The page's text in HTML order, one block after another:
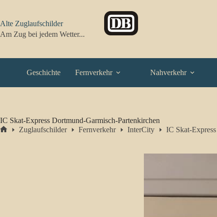
springen
Alte Zuglaufschilder
Am Zug bei jedem Wetter...
Geschichte Fernverkehr Nahverkehr
IC Skat-Express Dortmund-Garmisch-Partenkirchen
Zuglaufschilder Fernverkehr InterCity IC Skat-